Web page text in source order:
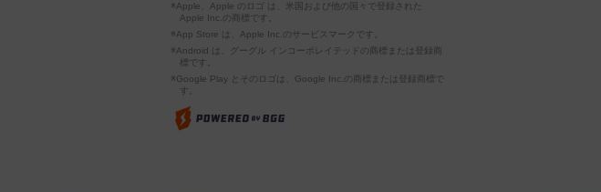
※Apple、Apple のロゴ は、米国および他の国々で登録された
Apple Inc.の商標です。
※App Store は、Apple Inc.のサービスマークです。
※Android は、グーグル インコーポレイテッドの商標または登録商
標です。
※Google Play とそのロゴは、Google Inc.の商標または登録商標で
す。